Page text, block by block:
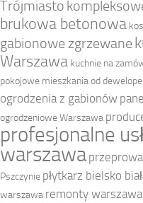
Trójmiasto
brukowa betonowa
gabionowe zgrzewane
Warszawa kuchnie na
pokojowe mieszkania od
ogrodzenia z gabionów
ogrodzeniowe Warszawa
profesjonalne
warszawa
Pszczynie płytkarz bielsko
warszawa remonty warszawa